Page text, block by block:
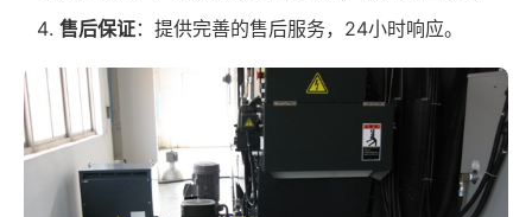
售后保证：提供完善的售后服务，24小时响应。